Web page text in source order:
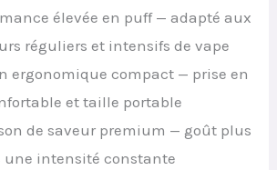
élevée en puff — adapté aux
réguliers et intensifs de vape
ergonomique compact — prise en
et taille portable
de saveur premium — goût plus
une intensité constante